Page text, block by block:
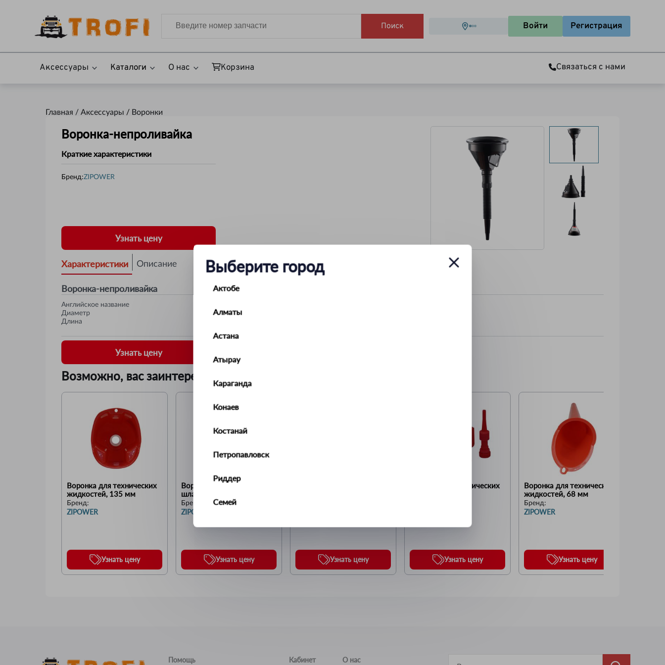
Поиск
Выберите город
Актобе
Алматы
Астана
Атырау
Караганда
Конаев
Костанай
Петропавловск
Риддер
Семей
Талдыкорган
Уральск
Усть-Каменогорск
Войти Регистрация
Аксессуары Каталоги О нас Корзина Связаться с нами
Главная / Аксессуары / Воронки
Воронка-непроливайка
Краткие характеристики
Бренд:ZIPOWER
Узнать цену
Характеристики Описание
Воронка-непроливайка
Английское название
Диаметр
Длина
Узнать цену
Возможно, вас заинтересует
Воронка для технических
жидкостей, 135 мм
Бренд:
ZIPOWER
Узнать цену
Воронка с гибким
шлангом
Бренд:
ZIPOWER
Узнать цену Узнать цену
Воронка для технических
Узнать цену
Воронка для технических
жидкостей, 68 мм
Бренд:
ZIPOWER
Узнать цену
Помощь Кабинет О нас